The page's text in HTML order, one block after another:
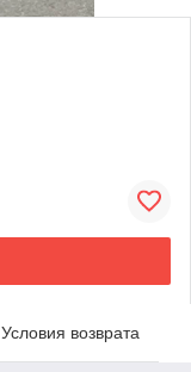
Условия возврата